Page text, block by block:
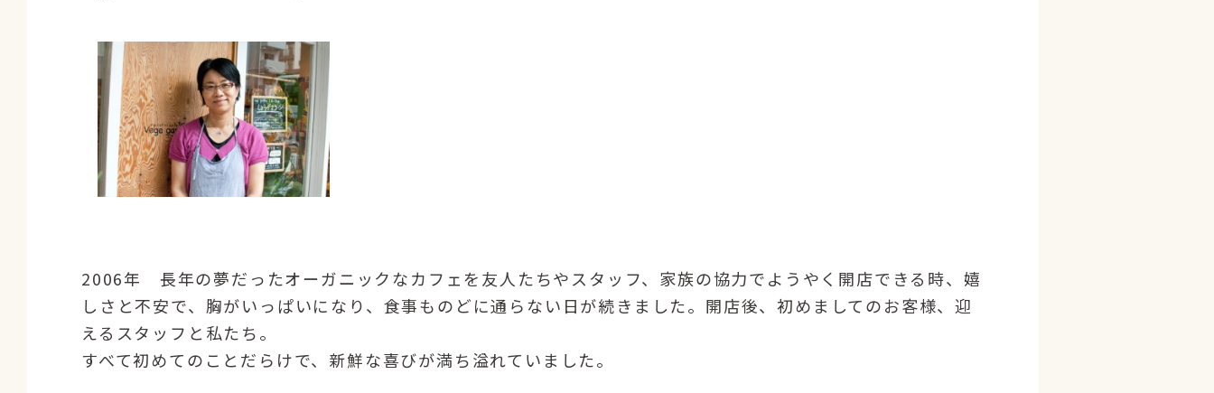
2006年 長年の夢だったオーガニックなカフェを友人たちやスタッフ、家族の協力でようやく開店できる時、嬉
しさと不安で、胸がいっぱいになり、食事ものどに通らない日が続きました。開店後、初めましてのお客様、迎
えるスタッフと私たち。
すべて初めてのことだらけで、新鮮な喜びが満ち溢れていました。